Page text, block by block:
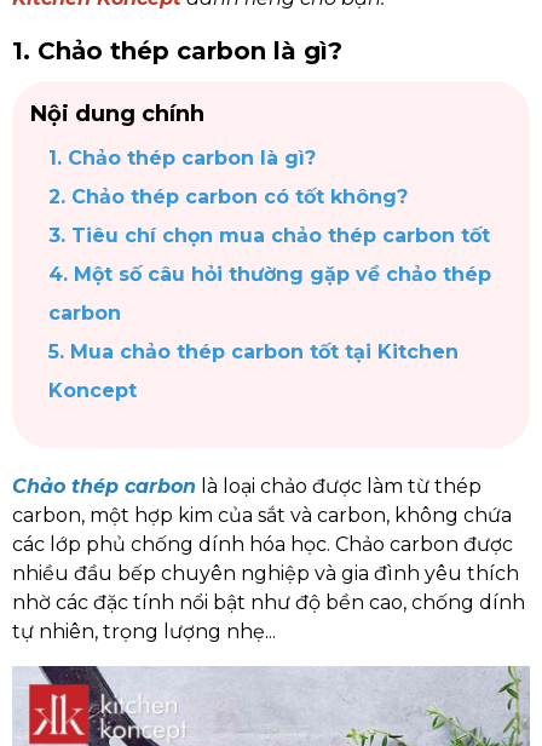
1. Chảo thép carbon là gì?
Nội dung chính
1. Chảo thép carbon là gì?
2. Chảo thép carbon có tốt không?
3. Tiêu chí chọn mua chảo thép carbon tốt
4. Một số câu hỏi thường gặp về chảo thép
carbon
5. Mua chảo thép carbon tốt tại Kitchen
Koncept
Chảo thép carbon là loại chảo được làm từ thép
carbon, một hợp kim của sắt và carbon, không chứa
các lớp phủ chống dính hóa học. Chảo carbon được
nhiều đầu bếp chuyên nghiệp và gia đình yêu thích
nhờ các đặc tính nổi bật như độ bền cao, chống dính
tự nhiên, trọng lượng nhẹ...